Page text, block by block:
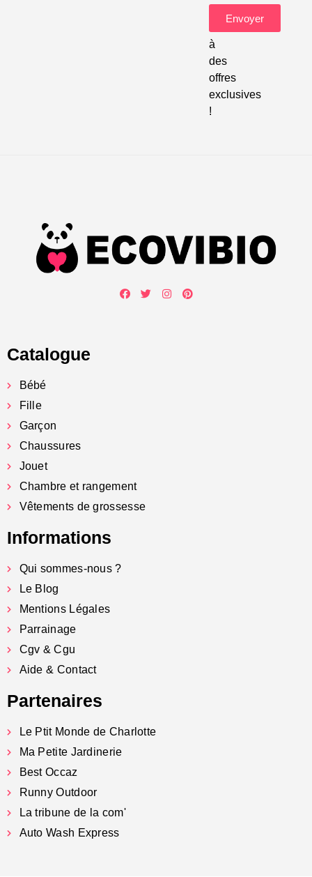
à
des
offres
exclusives
!
Envoyer
Catalogue
Bébé
Fille
Garçon
Chaussures
Jouet
Chambre et rangement
Vêtements de grossesse
Informations
Qui sommes-nous ?
Le Blog
Mentions Légales
Parrainage
Cgv & Cgu
Aide & Contact
Partenaires
Le Ptit Monde de Charlotte
Ma Petite Jardinerie
Best Occaz
Runny Outdoor
La tribune de la com'
Auto Wash Express